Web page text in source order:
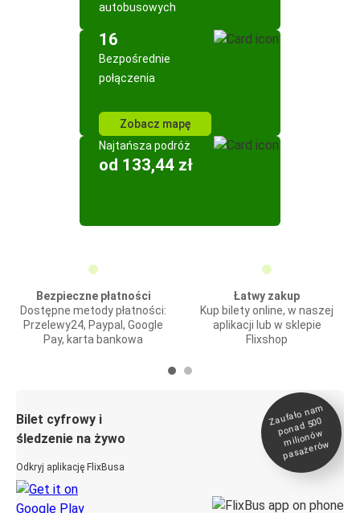
autobusowych
16
Bezpośrednie
połączenia
Zobacz mapę
Najtańsza podróż
od 133,44 zł
Bezpieczne płatności
Dostępne metody płatności:
Przelewy24, Paypal, Google
Pay, karta bankowa
Łatwy zakup
Kup bilety online, w naszej
aplikacji lub w sklepie
Flixshop
Bilet cyfrowy i
śledzenie na żywo
Odkryj aplikację FlixBusa
Zaufało na
m
ponad 500
milionó
w
pasażeró
w